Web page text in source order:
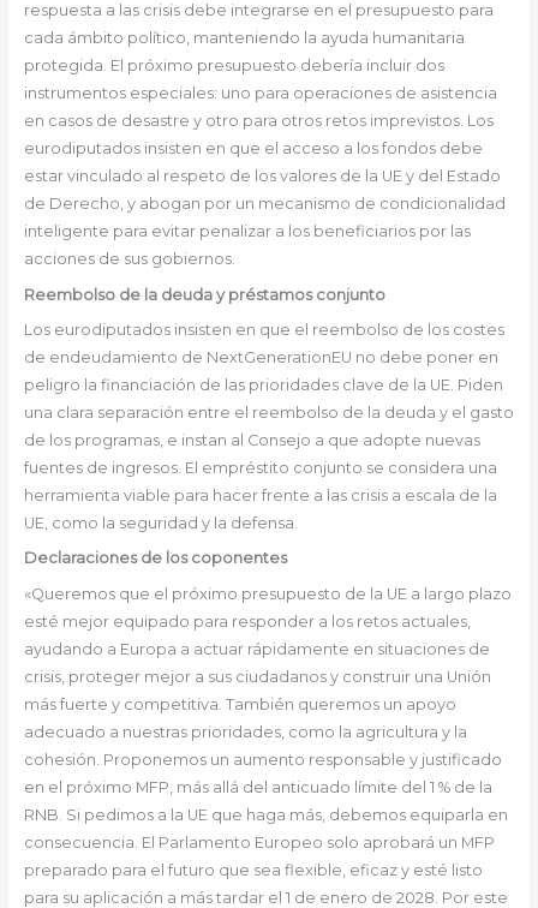
respuesta a las crisis debe integrarse en el presupuesto para
cada ámbito político, manteniendo la ayuda humanitaria
protegida. El próximo presupuesto debería incluir dos
instrumentos especiales: uno para operaciones de asistencia
en casos de desastre y otro para otros retos imprevistos. Los
eurodiputados insisten en que el acceso a los fondos debe
estar vinculado al respeto de los valores de la UE y del Estado
de Derecho, y abogan por un mecanismo de condicionalidad
inteligente para evitar penalizar a los beneficiarios por las
acciones de sus gobiernos.
Reembolso de la deuda y préstamos conjunto
Los eurodiputados insisten en que el reembolso de los costes
de endeudamiento de NextGenerationEU no debe poner en
peligro la financiación de las prioridades clave de la UE. Piden
una clara separación entre el reembolso de la deuda y el gasto
de los programas, e instan al Consejo a que adopte nuevas
fuentes de ingresos. El empréstito conjunto se considera una
herramienta viable para hacer frente a las crisis a escala de la
UE, como la seguridad y la defensa.
Declaraciones de los coponentes
«Queremos que el próximo presupuesto de la UE a largo plazo
esté mejor equipado para responder a los retos actuales,
ayudando a Europa a actuar rápidamente en situaciones de
crisis, proteger mejor a sus ciudadanos y construir una Unión
más fuerte y competitiva. También queremos un apoyo
adecuado a nuestras prioridades, como la agricultura y la
cohesión. Proponemos un aumento responsable y justificado
en el próximo MFP, más allá del anticuado límite del 1 % de la
RNB. Si pedimos a la UE que haga más, debemos equiparla en
consecuencia. El Parlamento Europeo solo aprobará un MFP
preparado para el futuro que sea flexible, eficaz y esté listo
para su aplicación a más tardar el 1 de enero de 2028. Por este